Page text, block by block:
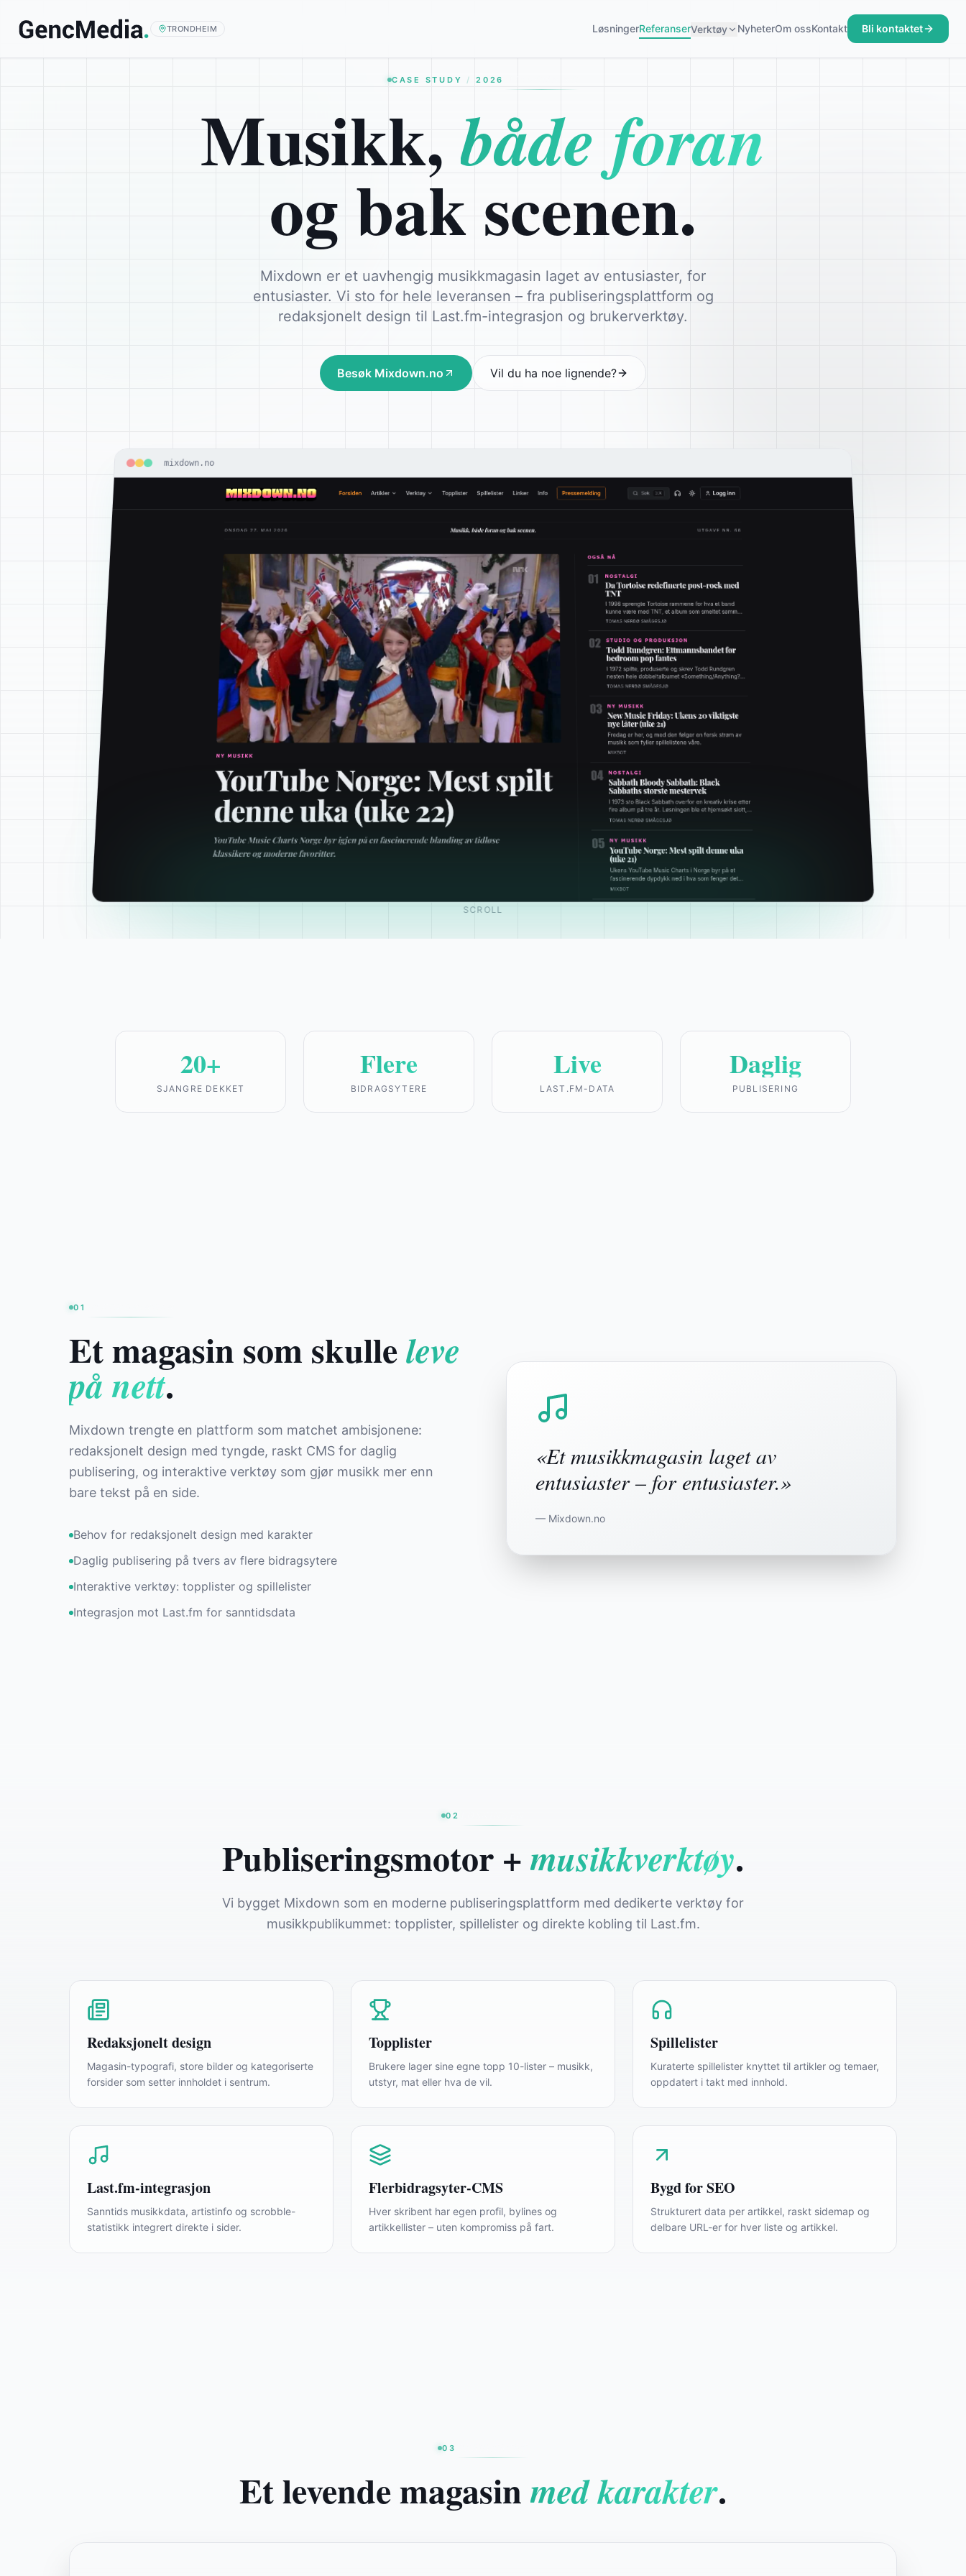
TRONDHEIM LøsningerReferanserVerktøy NyheterOm ossKontakt Bli kontaktet
CASE STUDY / 2026
Musikk,både foran
og bak scenen.
Mixdown er et uavhengig musikkmagasin laget av entusiaster, for
entusiaster. Vi sto for hele leveransen – fra publiseringsplattform og
redaksjonelt design til Last.fm-integrasjon og brukerverktøy.
Besøk Mixdown.no Vil du ha noe lignende?
mixdown.no
SCROLL
20+
SJANGRE DEKKET
Flere
BIDRAGSYTERE
Live
LAST.FM-DATA
Daglig
PUBLISERING
01
Et magasin som skulleleve
på nett.
Mixdown trengte en plattform som matchet ambisjonene:
redaksjonelt design med tyngde, raskt CMS for daglig
publisering, og interaktive verktøy som gjør musikk mer enn
bare tekst på en side.
Behov for redaksjonelt design med karakter
Daglig publisering på tvers av flere bidragsytere
Interaktive verktøy: topplister og spillelister
Integrasjon mot Last.fm for sanntidsdata
«Et musikkmagasin laget av
entusiaster – for entusiaster.»
— Mixdown.no
02
Publiseringsmotor +musikkverktøy.
Vi bygget Mixdown som en moderne publiseringsplattform med dedikerte verktøy for
musikkpublikummet: topplister, spillelister og direkte kobling til Last.fm.
Redaksjonelt design
Magasin-typografi, store bilder og kategoriserte
forsider som setter innholdet i sentrum.
Topplister
Brukere lager sine egne topp 10-lister – musikk,
utstyr, mat eller hva de vil.
Spillelister
Kuraterte spillelister knyttet til artikler og temaer,
oppdatert i takt med innhold.
Last.fm-integrasjon
Sanntids musikkdata, artistinfo og scrobble-
statistikk integrert direkte i sider.
Flerbidragsyter-CMS
Hver skribent har egen profil, bylines og
artikkellister – uten kompromiss på fart.
Bygd for SEO
Strukturert data per artikkel, raskt sidemap og
delbare URL-er for hver liste og artikkel.
03
Et levende magasinmed karakter.